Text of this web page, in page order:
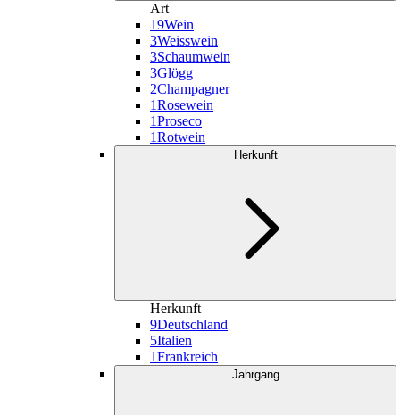
Art
19Wein
3Weisswein
3Schaumwein
3Glögg
2Champagner
1Rosewein
1Proseco
1Rotwein
Herkunft
Herkunft
9Deutschland
5Italien
1Frankreich
Jahrgang